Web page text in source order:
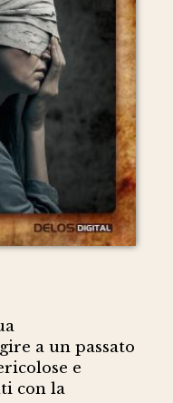
a un passato
e
con la